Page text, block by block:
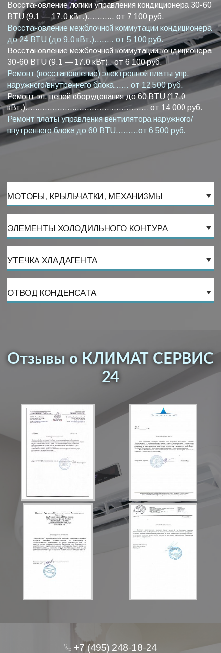
Восстановление логики управления кондиционера 30-60
BTU (9.1 — 17.0 кВт.)........... от 7 100 руб.
Восстановление межблочной коммутации кондиционера
до 24 BTU (до 9.0 кВт.)........ от 5 100 руб.
Восстановление межблочной коммутации кондиционера
30-60 BTU (9.1 — 17.0 кВт).. от 6 100 руб.
Ремонт (восстановление) электронной платы упр.
наружного/внутреннего блока...... от 12 500 руб.
Ремонт эл. цепей оборудования до 60 BTU (17.0
кВт.).................................................. от 14 000 руб.
Ремонт платы управления вентилятора наружного/
внутреннего блока до 60 BTU.........от 6 500 руб.
МОТОРЫ, КРЫЛЬЧАТКИ, МЕХАНИЗМЫ
ЭЛЕМЕНТЫ ХОЛОДИЛЬНОГО КОНТУРА
УТЕЧКА ХЛАДАГЕНТА
ОТВОД КОНДЕНСАТА
Отзывы о КЛИМАТ СЕРВИС
24
+7 (495) 248-18-24